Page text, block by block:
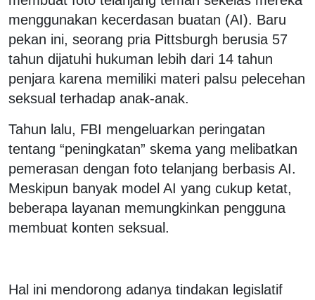
menggunakan kecerdasan buatan (AI). Baru
pekan ini, seorang pria Pittsburgh berusia 57
tahun dijatuhi hukuman lebih dari 14 tahun
penjara karena memiliki materi palsu pelecehan
seksual terhadap anak-anak.
Tahun lalu, FBI mengeluarkan peringatan
tentang “peningkatan” skema yang melibatkan
pemerasan dengan foto telanjang berbasis AI.
Meskipun banyak model AI yang cukup ketat,
beberapa layanan memungkinkan pengguna
membuat konten seksual.
Hal ini mendorong adanya tindakan legislatif